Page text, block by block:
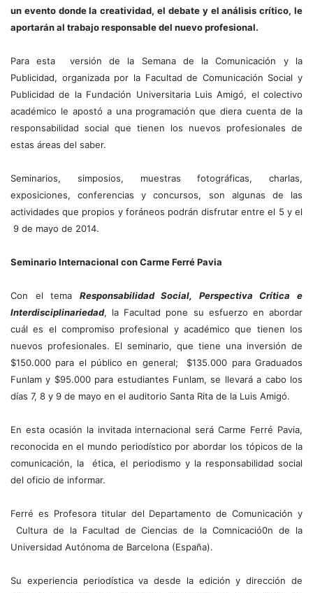
un evento donde la creatividad, el debate y el análisis crítico, le
aportarán al trabajo responsable del nuevo profesional.
Para esta versión de la Semana de la Comunicación y la
Publicidad, organizada por la Facultad de Comunicación Social y
Publicidad de la Fundación Universitaria Luis Amigó, el colectivo
académico le apostó a una programación que diera cuenta de la
responsabilidad social que tienen los nuevos profesionales de
estas áreas del saber.
Seminarios, simposios, muestras fotográficas, charlas,
exposiciones, conferencias y concursos, son algunas de las
actividades que propios y foráneos podrán disfrutar entre el 5 y el
9 de mayo de 2014.
Seminario Internacional con Carme Ferré Pavia
Con el tema Responsabilidad Social, Perspectiva Crítica e
Interdisciplinariedad, la Facultad pone su esfuerzo en abordar
cuál es el compromiso profesional y académico que tienen los
nuevos profesionales. El seminario, que tiene una inversión de
$150.000 para el público en general; $135.000 para Graduados
Funlam y $95.000 para estudiantes Funlam, se llevará a cabo los
días 7, 8 y 9 de mayo en el auditorio Santa Rita de la Luis Amigó.
En esta ocasión la invitada internacional será Carme Ferré Pavia,
reconocida en el mundo periodístico por abordar los tópicos de la
comunicación, la ética, el periodismo y la responsabilidad social
del oficio de informar.
Ferré es Profesora titular del Departamento de Comunicación y
Cultura de la Facultad de Ciencias de la Comnicació0n de la
Universidad Autónoma de Barcelona (España).
Su experiencia periodística va desde la edición y dirección de